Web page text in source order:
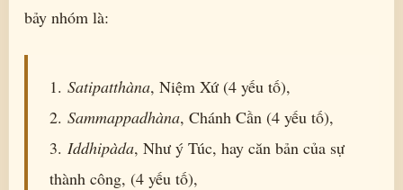
bảy nhóm là:
1. Satipatthàna, Niệm Xứ (4 yếu tố),
2. Sammappadhàna, Chánh Cần (4 yếu tố),
3. Iddhipàda, Như ý Túc, hay căn bản của sự
thành công, (4 yếu tố),